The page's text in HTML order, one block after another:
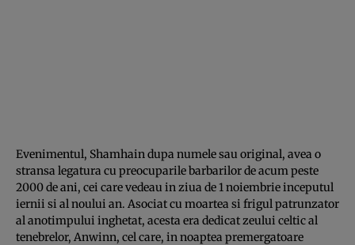
Evenimentul, Shamhain dupa numele sau original, avea o
stransa legatura cu preocuparile barbarilor de acum peste
2000 de ani, cei care vedeau in ziua de 1 noiembrie inceputul
iernii si al noului an. Asociat cu moartea si frigul patrunzator
al anotimpului inghetat, acesta era dedicat zeului celtic al
tenebrelor, Anwinn, cel care, in noaptea premergatoare